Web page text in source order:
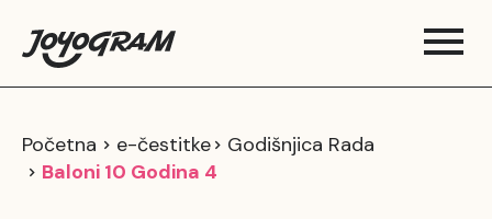
Početna e-čestitke
Godišnjica Rada
Baloni 10 Godina 4